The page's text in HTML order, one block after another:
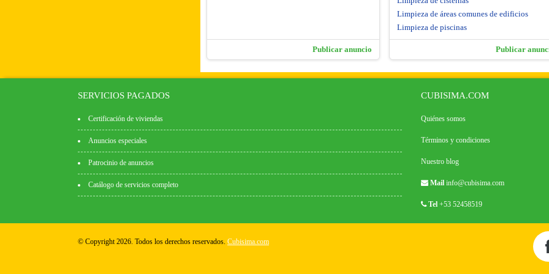
Publicar anuncio
Limpieza de áreas comunes de edificios
Limpieza de piscinas
Publicar
SERVICIOS PAGADOS
Certificación de viviendas
Anuncios especiales
Patrocinio de anuncios
Catálogo de servicios completo
CUBISIMA.COM
Quiénes somos
Términos y condiciones
Nuestro blog
Mail info@cubisima.com
Tel +53 52458519
© Copyright 2026. Todos los derechos reservados. Cubisima.com